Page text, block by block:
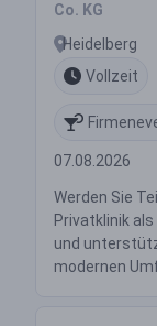
Co. KG
Heidelberg
Vollzeit
07.08.2026
Werden Sie
Privatklinik
und
modernen